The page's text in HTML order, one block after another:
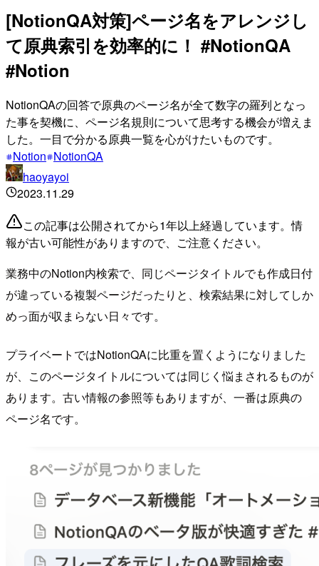
[NotionQA対策]ページ名をアレンジし
て原典索引を効率的に！ #NotionQA
#Notion
NotionQAの回答で原典のページ名が全て数字の羅列となっ
た事を契機に、ページ名規則について思考する機会が増えま
した。一目で分かる原典一覧を心がけたいものです。
Notion NotionQA
haoyayoi
2023.11.29
この記事は公開されてから1年以上経過しています。情
報が古い可能性がありますので、ご注意ください。
業務中のNotion内検索で、同じページタイトルでも作成日付
が違っている複製ページだったりと、検索結果に対してしか
めっ面が収まらない日々です。
プライベートではNotionQAに比重を置くようになりました
が、このページタイトルについては同じく悩まされるものが
あります。古い情報の参照等もありますが、一番は原典の
ページ名です。